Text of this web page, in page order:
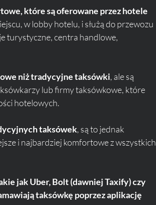
które są oferowane przez hotele
w lobby hotelu, i służą do przewozu
turystyczne, centra handlowe,
niż tradycyjne taksówki, ale są
lub firmy taksówkowe, które
hotelowych.
taksówek, są to jednak
i najbardziej komfortowe z wszystkich
jak Uber, Bolt (dawniej Taxify) czy
taksówkę poprzez aplikację